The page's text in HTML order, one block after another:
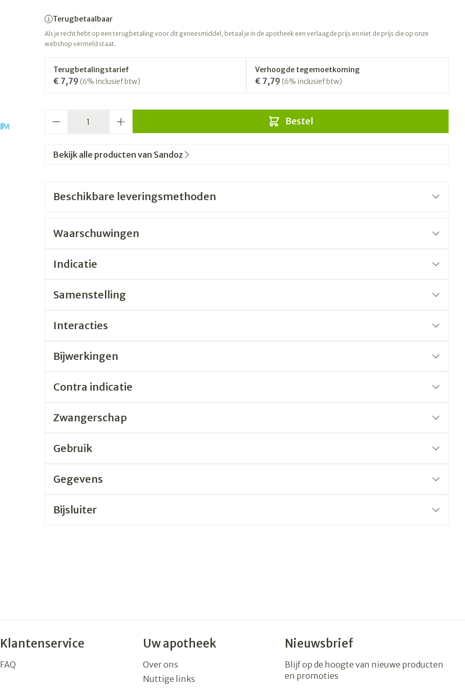
Terugbetaalbaar
Als je recht hebt op een terugbetaling voor dit geneesmiddel, betaal je in de apotheek een verlaagde prijs en niet de prijs die op onze
webshop vermeld staat.
Terugbetalingstarief
€ 7,79 (6% inclusief btw)
Verhoogde tegemoetkoming
€ 7,79 (6% inclusief btw)
Bestel
Bekijk alle producten van Sandoz
Beschikbare leveringsmethoden
Waarschuwingen
Indicatie
Samenstelling
Interacties
Bijwerkingen
Contra indicatie
Zwangerschap
Gebruik
Gegevens
Bijsluiter
Klantenservice
FAQ
Uw apotheek
Over ons
Nuttige links
Nieuwsbrief
Blijf op de hoogte van nieuwe producten
en promoties